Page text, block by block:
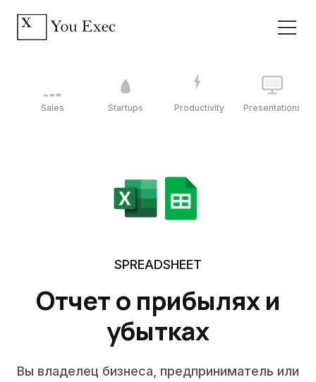
Sales Startups Productivity Presentations
SPREADSHEET
Отчет о прибылях и
убытках
Вы владелец бизнеса, предприниматель или